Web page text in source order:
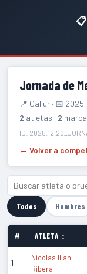
Jornada de
📍 Gallur · 📅
2 atletas · 2
ID:
← Volver a
Todos Hombres
# ATLETA ↕
1
Nicolas Illan
Ribera